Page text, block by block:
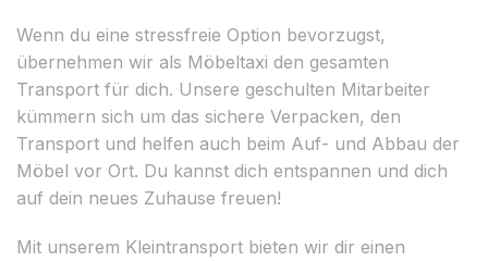
Wenn du eine stressfreie Option bevorzugst,
übernehmen wir als Möbeltaxi den gesamten
Transport für dich. Unsere geschulten Mitarbeiter
kümmern sich um das sichere Verpacken, den
Transport und helfen auch beim Auf- und Abbau der
Möbel vor Ort. Du kannst dich entspannen und dich
auf dein neues Zuhause freuen!
Mit unserem Kleintransport bieten wir dir einen